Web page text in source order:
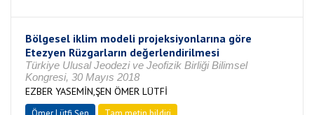
Bölgesel iklim modeli projeksiyonlarına göre
Etezyen Rüzgarların değerlendirilmesi
Türkiye Ulusal Jeodezi ve Jeofizik Birliği Bilimsel
Kongresi, 30 Mayıs 2018
EZBER YASEMİN,ŞEN ÖMER LÜTFİ